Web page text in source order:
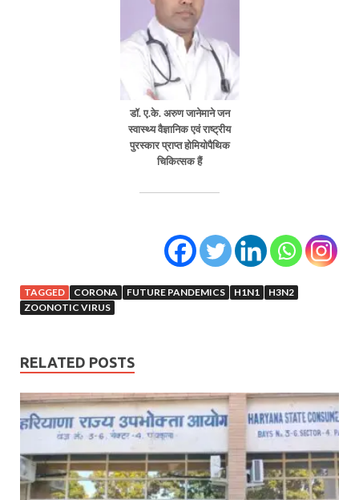
डॉ. ए.के. अरुण जानेमाने जन
स्वास्थ्य वैज्ञानिक एवं राष्ट्रीय
पुरस्कार प्राप्त होमियोपैथिक
चिकित्सक हैं
TAGGED CORONA FUTURE PANDEMICS H1N1
H3N2
ZOONOTIC VIRUS
RELATED POSTS